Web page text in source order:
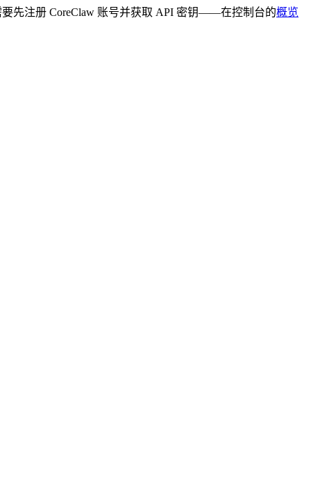
要先注册 CoreClaw 账号并获取 API 密钥——在控制台的概览